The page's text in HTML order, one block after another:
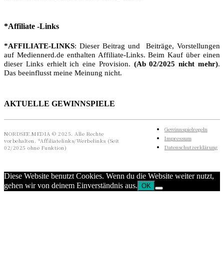
*Affiliate -Links
*AFFILIATE-LINKS: Dieser Beitrag und Beiträge, Vorstellungen
auf Mediennerd.de enthalten Affiliate-Links. Beim Kauf über einen
dieser Links erhielt ich eine Provision. (Ab 02/2025 nicht mehr).
Das beeinflusst meine Meinung nicht.
AKTUELLE GEWINNSPIELE
NORDSEE.MEDIA © 2025. Alle Rechte
vorbehalten. *Affiliatelinks/Werbelinks (Seit
02/2025 ohne Funktion)
Gewinnspielregeln
Impressum
Datenschutzerklärung
Diese Website benutzt Cookies. Wenn du die Website weiter nutzt,
gehen wir von deinem Einverständnis aus. OK